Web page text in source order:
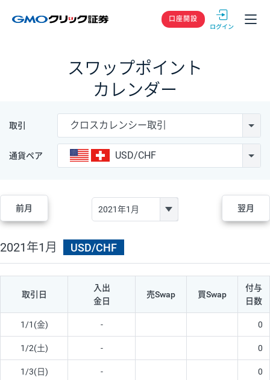
GMOクリック
口座開設
スワップポイント
カレンダー
取引 クロスカレンシー取引
通貨ペア USD/CHF
前月 翌月
2021年1月 USD/CHF
取引日
入出
金日
売Swap 買Swap
付与
日数
1/1(金) - 0
1/2(土) - 0
1/3(日) - 0